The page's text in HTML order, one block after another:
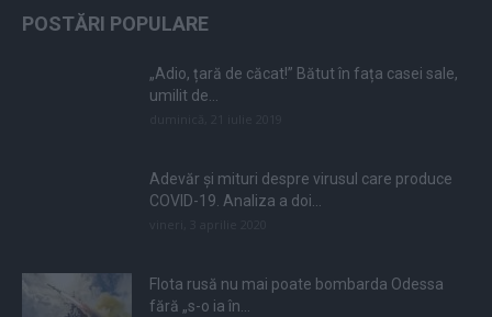
POSTĂRI POPULARE
„Adio, țară de căcat!” Bătut în fața casei sale,
umilit de...
Adevăr și mituri despre virusul care produce
COVID-19. Analiza a doi...
Flota rusă nu mai poate bombarda Odessa
fără „s-o ia în...